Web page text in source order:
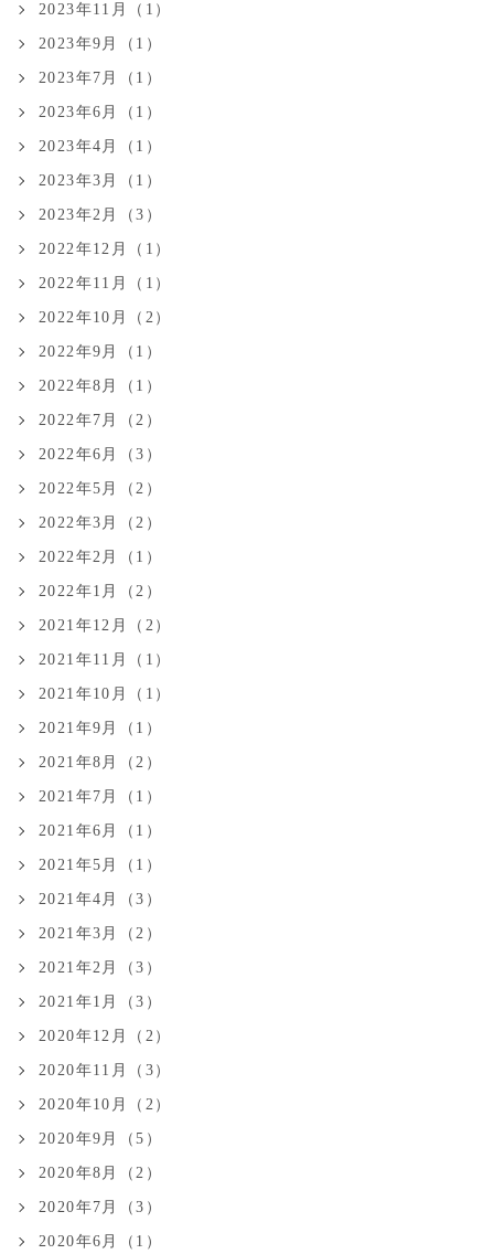
2023年11月（1）
2023年9月（1）
2023年7月（1）
2023年6月（1）
2023年4月（1）
2023年3月（1）
2023年2月（3）
2022年12月（1）
2022年11月（1）
2022年10月（2）
2022年9月（1）
2022年8月（1）
2022年7月（2）
2022年6月（3）
2022年5月（2）
2022年3月（2）
2022年2月（1）
2022年1月（2）
2021年12月（2）
2021年11月（1）
2021年10月（1）
2021年9月（1）
2021年8月（2）
2021年7月（1）
2021年6月（1）
2021年5月（1）
2021年4月（3）
2021年3月（2）
2021年2月（3）
2021年1月（3）
2020年12月（2）
2020年11月（3）
2020年10月（2）
2020年9月（5）
2020年8月（2）
2020年7月（3）
2020年6月（1）